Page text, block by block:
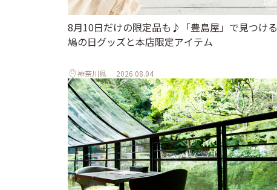
8月10日だけの限定品も♪「豊島屋」で見つける
鳩の日グッズと本店限定アイテム
神奈川県 2026.08.04